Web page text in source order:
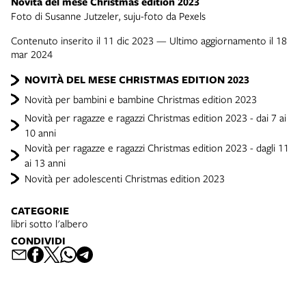
NOVITÀ DEL MESE CHRISTMAS EDITION 2023
Novità per bambini e bambine Christmas edition 2023
Novità per ragazze e ragazzi Christmas edition 2023 - dai 7 ai
10 anni
Novità per ragazze e ragazzi Christmas edition 2023 - dagli 11
ai 13 anni
Novità per adolescenti Christmas edition 2023
Foto di Susanne Jutzeler, suju-foto da Pexels
Contenuto inserito il 11 dic 2023 — Ultimo aggiornamento il 18
mar 2024
CATEGORIE
libri sotto l'albero
CONDIVIDI